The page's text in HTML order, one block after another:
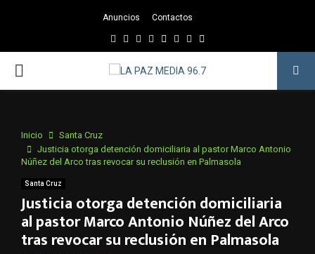
Anuncios Contactos
Facebook
TwitterInstagram
Youtube
EmailTwitchWhatsapp
PRIMARY
Inicio
Santa Cruz
Justicia otorga detención domiciliaria al pastor Marco Antonio
Núñez del Arco tras revocar su reclusión en Palmasola
Santa Cruz
Justicia otorga detención domiciliaria
al pastor Marco Antonio Núñez del Arco
tras revocar su reclusión en Palmasola